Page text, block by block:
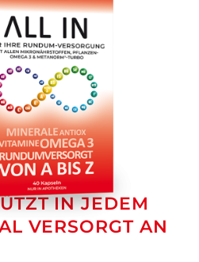
IN JEDEM
VERSORGT AN